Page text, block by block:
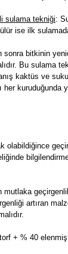
sulama tekniği:
ise ilk
sonra bitkinin
Bu sulama
kaktüs ve
kuruduğunda
mutlaka
artıran
+ % 40